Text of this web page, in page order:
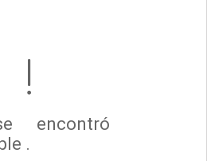
encontró
.